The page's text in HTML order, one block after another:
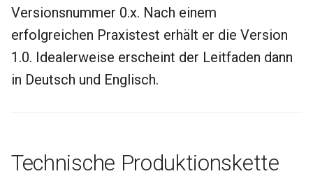
Versionsnummer 0.x. Nach einem
erfolgreichen Praxistest erhält er die Version
1.0. Idealerweise erscheint der Leitfaden dann
in Deutsch und Englisch.
Technische Produktionskette